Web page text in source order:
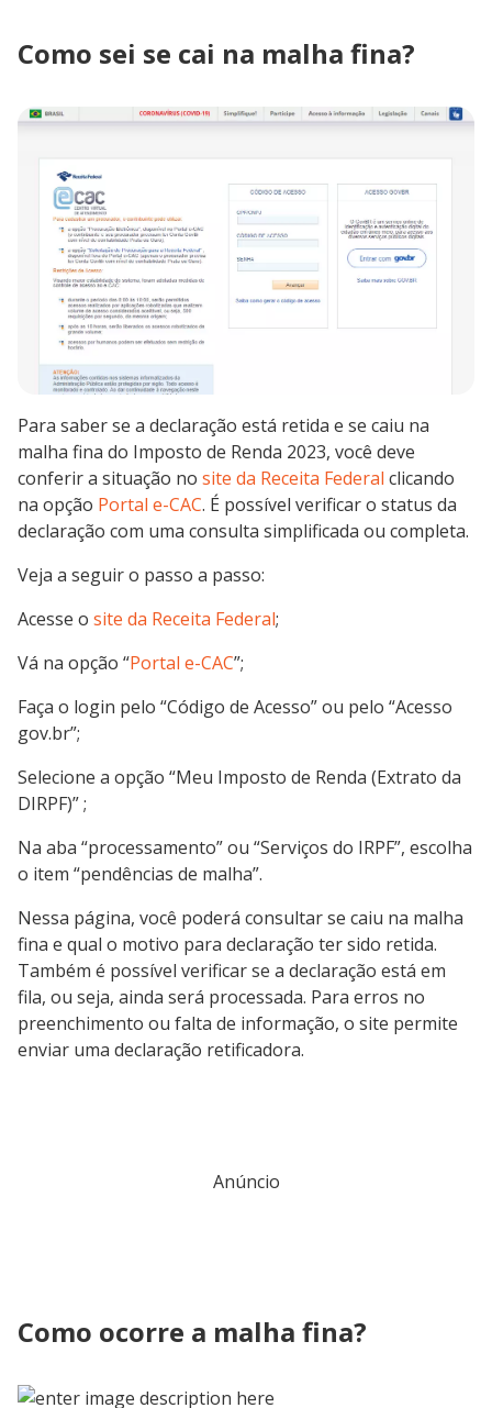
Como sei se cai na malha fina?
Para saber se a declaração está retida e se caiu na
malha fina do Imposto de Renda 2023, você deve
conferir a situação no site da Receita Federal clicando
na opção Portal e-CAC. É possível verificar o status da
declaração com uma consulta simplificada ou completa.
Veja a seguir o passo a passo:
Acesse o site da Receita Federal;
Vá na opção “Portal e-CAC”;
Faça o login pelo “Código de Acesso” ou pelo “Acesso
gov.br”;
Selecione a opção “Meu Imposto de Renda (Extrato da
DIRPF)” ;
Na aba “processamento” ou “Serviços do IRPF”, escolha
o item “pendências de malha”.
Nessa página, você poderá consultar se caiu na malha
fina e qual o motivo para declaração ter sido retida.
Também é possível verificar se a declaração está em
fila, ou seja, ainda será processada. Para erros no
preenchimento ou falta de informação, o site permite
enviar uma declaração retificadora.
Anúncio
Como ocorre a malha fina?